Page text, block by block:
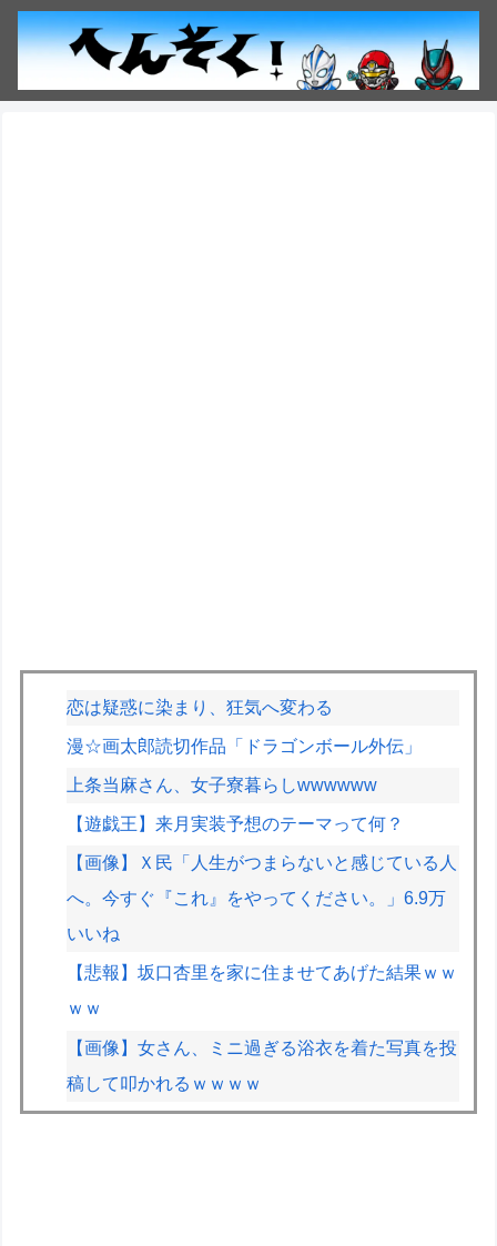
恋は疑惑に染まり、狂気へ変わる
漫☆画太郎読切作品「ドラゴンボール外伝」
上条当麻さん、女子寮暮らしwwwwww
【遊戯王】来月実装予想のテーマって何？
【画像】Ｘ民「人生がつまらないと感じている人
へ。今すぐ『これ』をやってください。」6.9万
いいね
【悲報】坂口杏里を家に住ませてあげた結果ｗｗ
ｗｗ
【画像】女さん、ミニ過ぎる浴衣を着た写真を投
稿して叩かれるｗｗｗｗ